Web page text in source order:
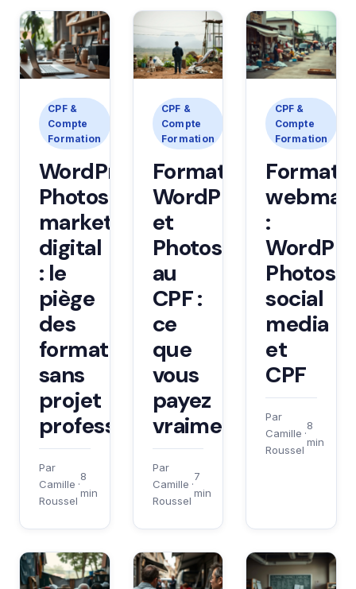
CPF &
Compte
Formation
WordPress,
Photoshop,
marketing
digital
: le
piège
des
formations
sans
projet
professionnel
Par
Camille
Roussel
·
8
min
CPF &
Compte
Formation
Formations
WordPress
et
Photoshop
au
CPF :
ce
que
vous
payez
vraiment
Par
Camille
Roussel
·
7
min
CPF &
Compte
Formation
:
social
media
et
CPF
Par
Camille
Roussel
·
8
min